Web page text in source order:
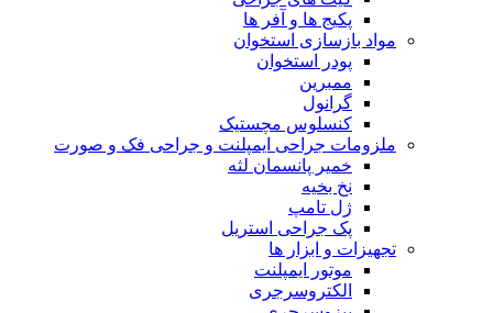
پکیج ها و آفر ها
مواد بازسازی استخوان
پودر استخوان
ممبرین
گرانول
کنسلوس مچستیک
ملزومات جراحی ایمپلنت و جراحی فک و صورت
خمیر پانسمان لثه
نخ بخیه
ژل تامپ
پک جراحی استریل
تجهیزات و ابزار ها
موتور ایمپلنت
الکتروسرجری